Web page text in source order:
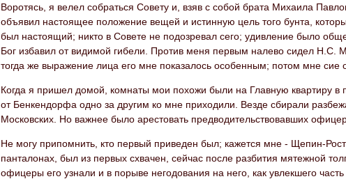
Воротясь, я велел собраться Совету и, взяв с собой брата Михаила
объявил настоящее положение вещей и истинную цель того бунта,
был настоящий; никто в Совете не подозревал сего; удивление было
Бог избавил от видимой гибели. Против меня первым налево сидел Н.С.
тогда же выражение лица его мне показалось особенным; потом мне сие
Когда я пришел домой, комнаты мои похожи были на Главную квартиру в
от Бенкендорфа одно за другим ко мне приходили. Везде сбирали
Московских. Но важнее было арестовать предводительствовавших
Не могу припомнить, кто первый приведен был; кажется мне - Щепин-
панталонах, был из первых схвачен, сейчас после разбития мятежной
офицеры его узнали и в порыве негодования на него, как увлекшего